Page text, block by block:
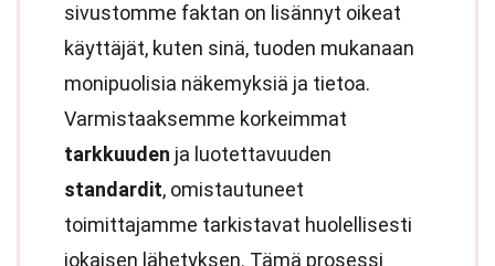
sivustomme faktan on lisännyt oikeat
käyttäjät, kuten sinä, tuoden mukanaan
monipuolisia näkemyksiä ja tietoa.
Varmistaaksemme korkeimmat
tarkkuuden ja luotettavuuden
standardit, omistautuneet
toimittajamme tarkistavat huolellisesti
jokaisen lähetyksen. Tämä prosessi